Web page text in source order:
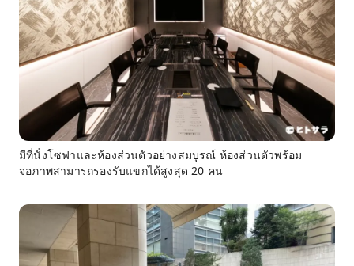
มีที่นั่งโซฟาและห้องส่วนตัวอย่างสมบูรณ์ ห้องส่วนตัวพร้อม
จอภาพสามารถรองรับแขกได้สูงสุด 20 คน